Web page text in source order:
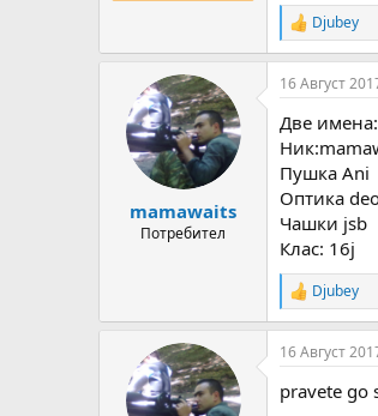
R
e
a
c
i
o
n
s
:
Djubey
mamawaits
Потребител
16 Август
Две
Пушка Ani
Оптика
Чашки jsb
Клас: 16j
R
e
a
c
i
Djubey
16 Август
pravete go